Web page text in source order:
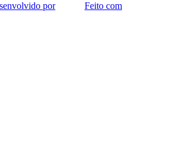
por Feito com